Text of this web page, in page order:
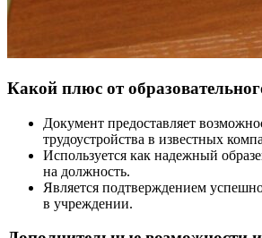
Какой плюс от
Документ предоставляет
трудоустройства в известных
Используется как надежный
на должность.
Является подтверждением
в учреждении.